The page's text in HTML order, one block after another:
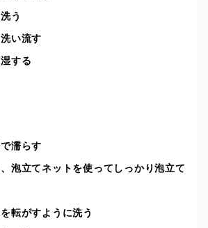
う
い流す
する
濡らす
泡立てネットを使ってしっかり泡立て
転がすように洗う